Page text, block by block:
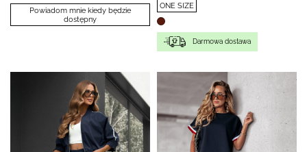
Powiadom mnie kiedy będzie
dostępny
ONE SIZE
Darmowa dostawa